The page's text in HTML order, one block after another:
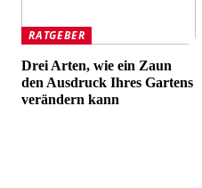
RATGEBER
Drei Arten, wie ein Zaun
den Ausdruck Ihres Gartens
verändern kann